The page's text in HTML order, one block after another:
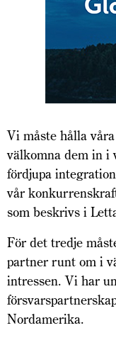
Vi måste hålla
välkomna dem in i
fördjupa
vår
som beskrivs i
För det tredje
partner runt om i
intressen. Vi har
Nordamerika.